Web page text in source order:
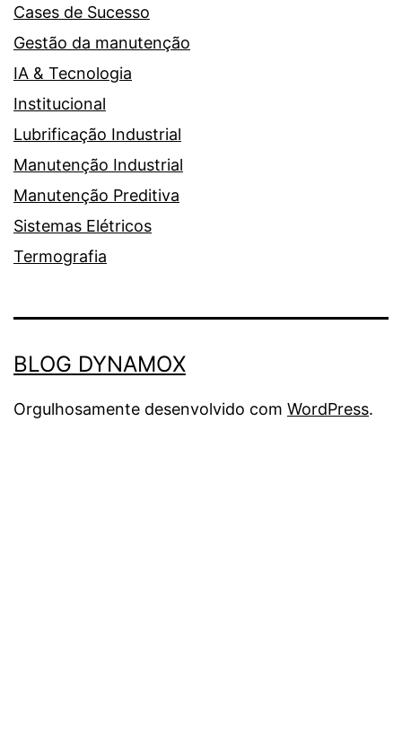
Cases de Sucesso
Gestão da manutenção
IA & Tecnologia
Institucional
Lubrificação Industrial
Manutenção Industrial
Manutenção Preditiva
Sistemas Elétricos
Termografia
BLOG DYNAMOX
Orgulhosamente desenvolvido com WordPress.